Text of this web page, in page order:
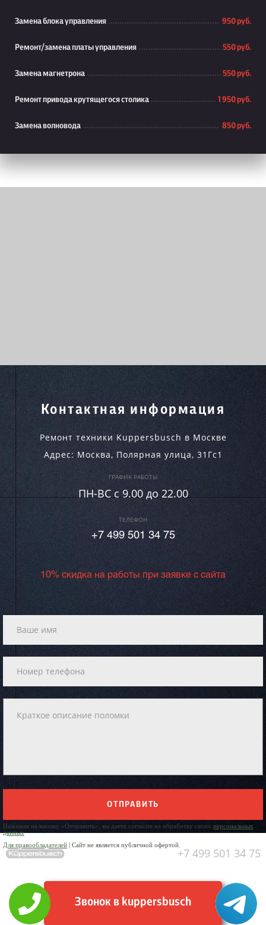
Замена блока управления 950 руб.
Ремонт/замена платы управления 550 руб.
Замена магнетрона 550 руб.
Ремонт привода крутящегося столика 1 950 руб.
Замена волновода 850 руб.
Контактная информация
Ремонт техники Kuppersbusch в Москве
Адрес: Москва, Полярная улица, 31Гс1
ГРАФИК РАБОТЫ
ПН-ВC c 9.00 до 22.00
ТЕЛЕФОН
+7 499 501 34 75
10% скидка на работы при заявке с сайта
ОТПРАВИТЬ
Нажимая на кнопку «Отправить», вы даете согласие на обработку своих персональных
данных
Для правообладателей | Сайт не является публичной офертой.
+7 499 501 34 75
Звонок в kuppersbusch